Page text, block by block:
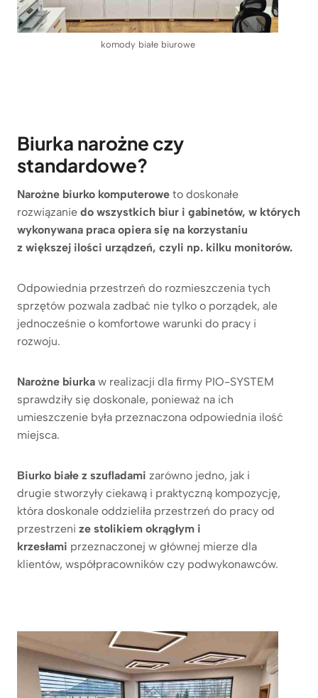
komody białe biurowe
Biurka narożne czy
standardowe?
Narożne biurko komputerowe to doskonałe
rozwiązanie do wszystkich biur i gabinetów, w których
wykonywana praca opiera się na korzystaniu
z większej ilości urządzeń, czyli np. kilku monitorów.
Odpowiednia przestrzeń do rozmieszczenia tych
sprzętów pozwala zadbać nie tylko o porządek, ale
jednocześnie o komfortowe warunki do pracy i
rozwoju.
Narożne biurka w realizacji dla firmy PIO-SYSTEM
sprawdziły się doskonale, ponieważ na ich
umieszczenie była przeznaczona odpowiednia ilość
miejsca.
Biurko białe z szufladami zarówno jedno, jak i
drugie stworzyły ciekawą i praktyczną kompozycję,
która doskonale oddzieliła przestrzeń do pracy od
przestrzeni ze stolikiem okrągłym i
krzesłami przeznaczonej w głównej mierze dla
klientów, współpracowników czy podwykonawców.